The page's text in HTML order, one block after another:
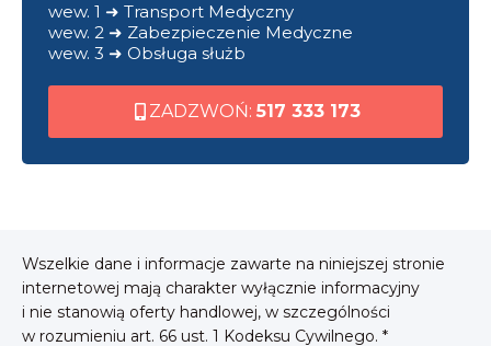
wew. 1 ➜ Transport Medyczny
wew. 2 ➜ Zabezpieczenie Medyczne
wew. 3 ➜ Obsługa służb
ZADZWOŃ: 517 333 173
Wszelkie dane i informacje zawarte na niniejszej stronie
internetowej mają charakter wyłącznie informacyjny
i nie stanowią oferty handlowej, w szczególności
w rozumieniu art. 66 ust. 1 Kodeksu Cywilnego. *